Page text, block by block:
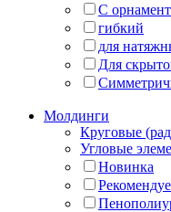
С
гибкий
для
Для
Молдинги
Круговые
Угловые
Новинка